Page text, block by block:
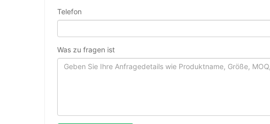
Telefon
Was zu fragen ist